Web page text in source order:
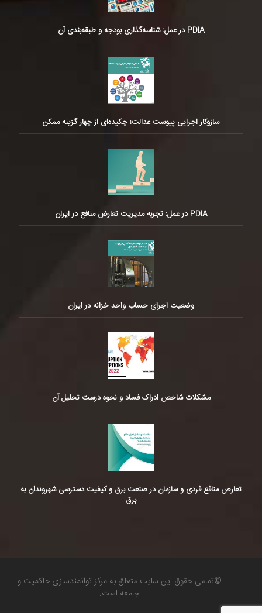
PDIA در عمل: شناسه‌گذاری بودجه و طبقه‌بندی آن
سازوکار اجرایی پیوست عدالت؛ چکیده‌ای از چهار گزینه ممکن
PDIA در عمل: تجربه مدیریت تعارض منافع در ایران
وضعیت اجرای حساب واحد خزانه در ایران
مشکلات شاخص ادراک فساد و نحوه درست تحلیل آن
تعارض منافع فردی و سازمان در صنعت برق و کیفیت دسترسی شهروندان به
برق
©تمامی حقوق این سایت متعلق به مرکز توانمندسازی حاکمیت و
جامعه است.